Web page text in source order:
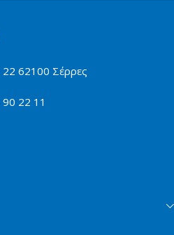
62100 Σέρρες
22 11